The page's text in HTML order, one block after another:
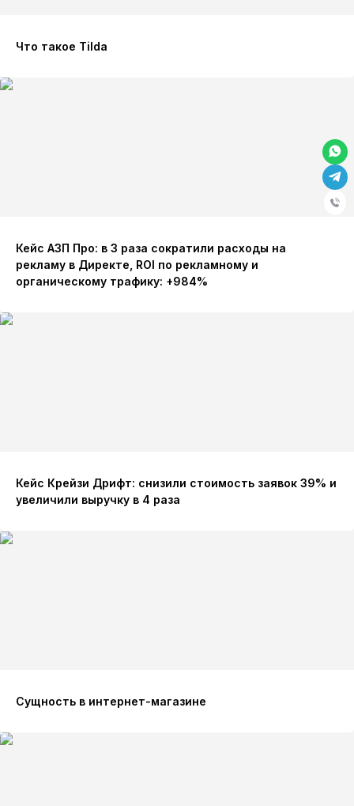
Что такое Tilda
Кейс АЗП Про: в 3 раза сократили расходы на
рекламу в Директе, ROI по рекламному и
органическому трафику: +984%
Кейс Крейзи Дрифт: снизили стоимость заявок 39% и
увеличили выручку в 4 раза
Сущность в интернет-магазине